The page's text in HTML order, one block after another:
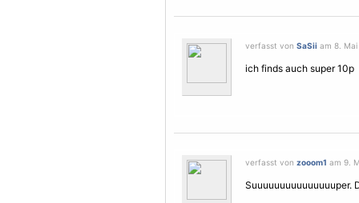
verfasst von SaSii am 8.
ich finds auch super 10p
verfasst von zooom1 am 9.
Suuuuuuuuuuuuuuuper.